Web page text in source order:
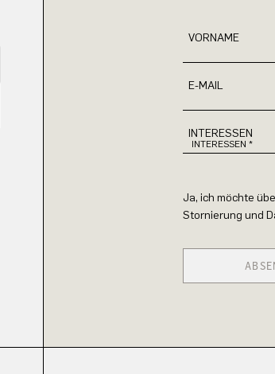
VORNAME
E-MAIL
INTERESSEN
Ja, ich möchte
Stornierung und